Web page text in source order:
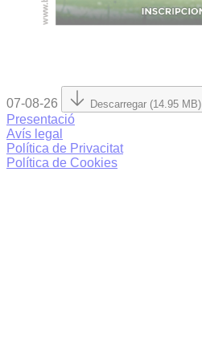
07-08-26 Descarregar (14.95 MB)
Presentació
Avís legal
Política de Privacitat
Política de Cookies